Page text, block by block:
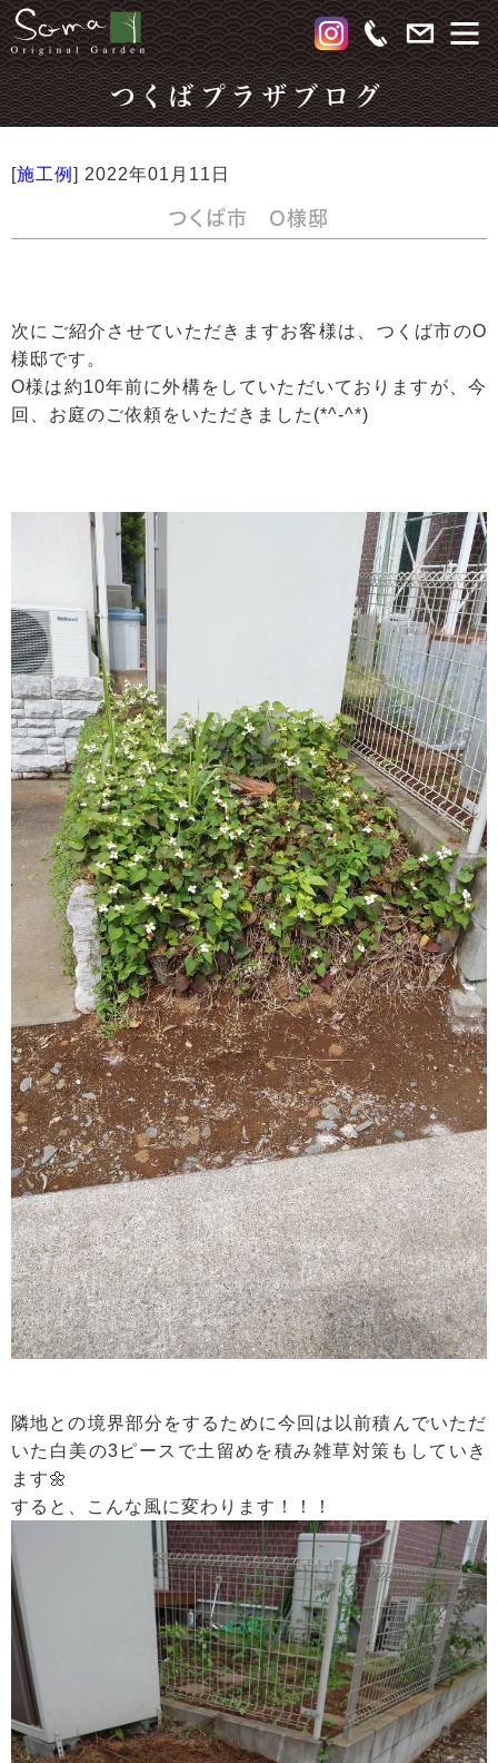
つくばプラザブログ
[施工例 ] 2022年01月11日
つくば市 O様邸
次にご紹介させていただきますお客様は、つくば市のO
様邸です。
O様は約10年前に外構をしていただいておりますが、今
回、お庭のご依頼をいただきました(*^-^*)
隣地との境界部分をするために今回は以前積んでいただ
いた白美の3ピースで土留めを積み雑草対策もしていき
ます🌼
すると、こんな風に変わります！！！